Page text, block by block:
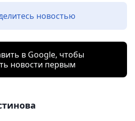
новостью
в Google, чтобы
новости первым